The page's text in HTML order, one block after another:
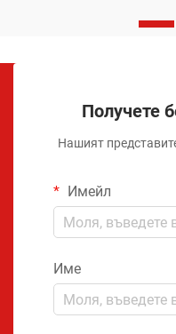
Получете
Нашият
Имейл
Име